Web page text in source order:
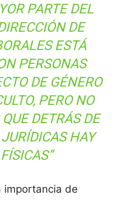
PARTE DEL
DE
ESTÁ
PERSONAS
DE GÉNERO
PERO NO
DETRÁS DE
HAY
importancia de